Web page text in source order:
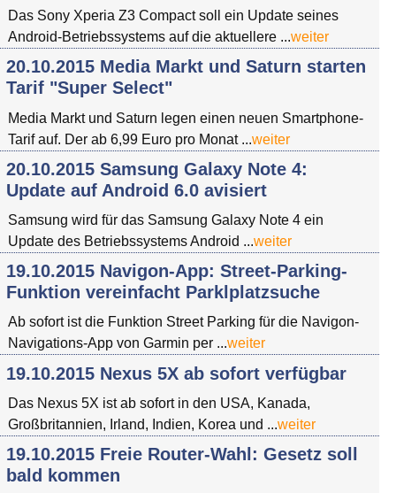
Das Sony Xperia Z3 Compact soll ein Update seines
Android-Betriebssystems auf die aktuellere ...weiter
20.10.2015 Media Markt und Saturn starten
Tarif "Super Select"
Media Markt und Saturn legen einen neuen Smartphone-
Tarif auf. Der ab 6,99 Euro pro Monat ...weiter
20.10.2015 Samsung Galaxy Note 4:
Update auf Android 6.0 avisiert
Samsung wird für das Samsung Galaxy Note 4 ein
Update des Betriebssystems Android ...weiter
19.10.2015 Navigon-App: Street-Parking-
Funktion vereinfacht Parklplatzsuche
Ab sofort ist die Funktion Street Parking für die Navigon-
Navigations-App von Garmin per ...weiter
19.10.2015 Nexus 5X ab sofort verfügbar
Das Nexus 5X ist ab sofort in den USA, Kanada,
Großbritannien, Irland, Indien, Korea und ...weiter
19.10.2015 Freie Router-Wahl: Gesetz soll
bald kommen